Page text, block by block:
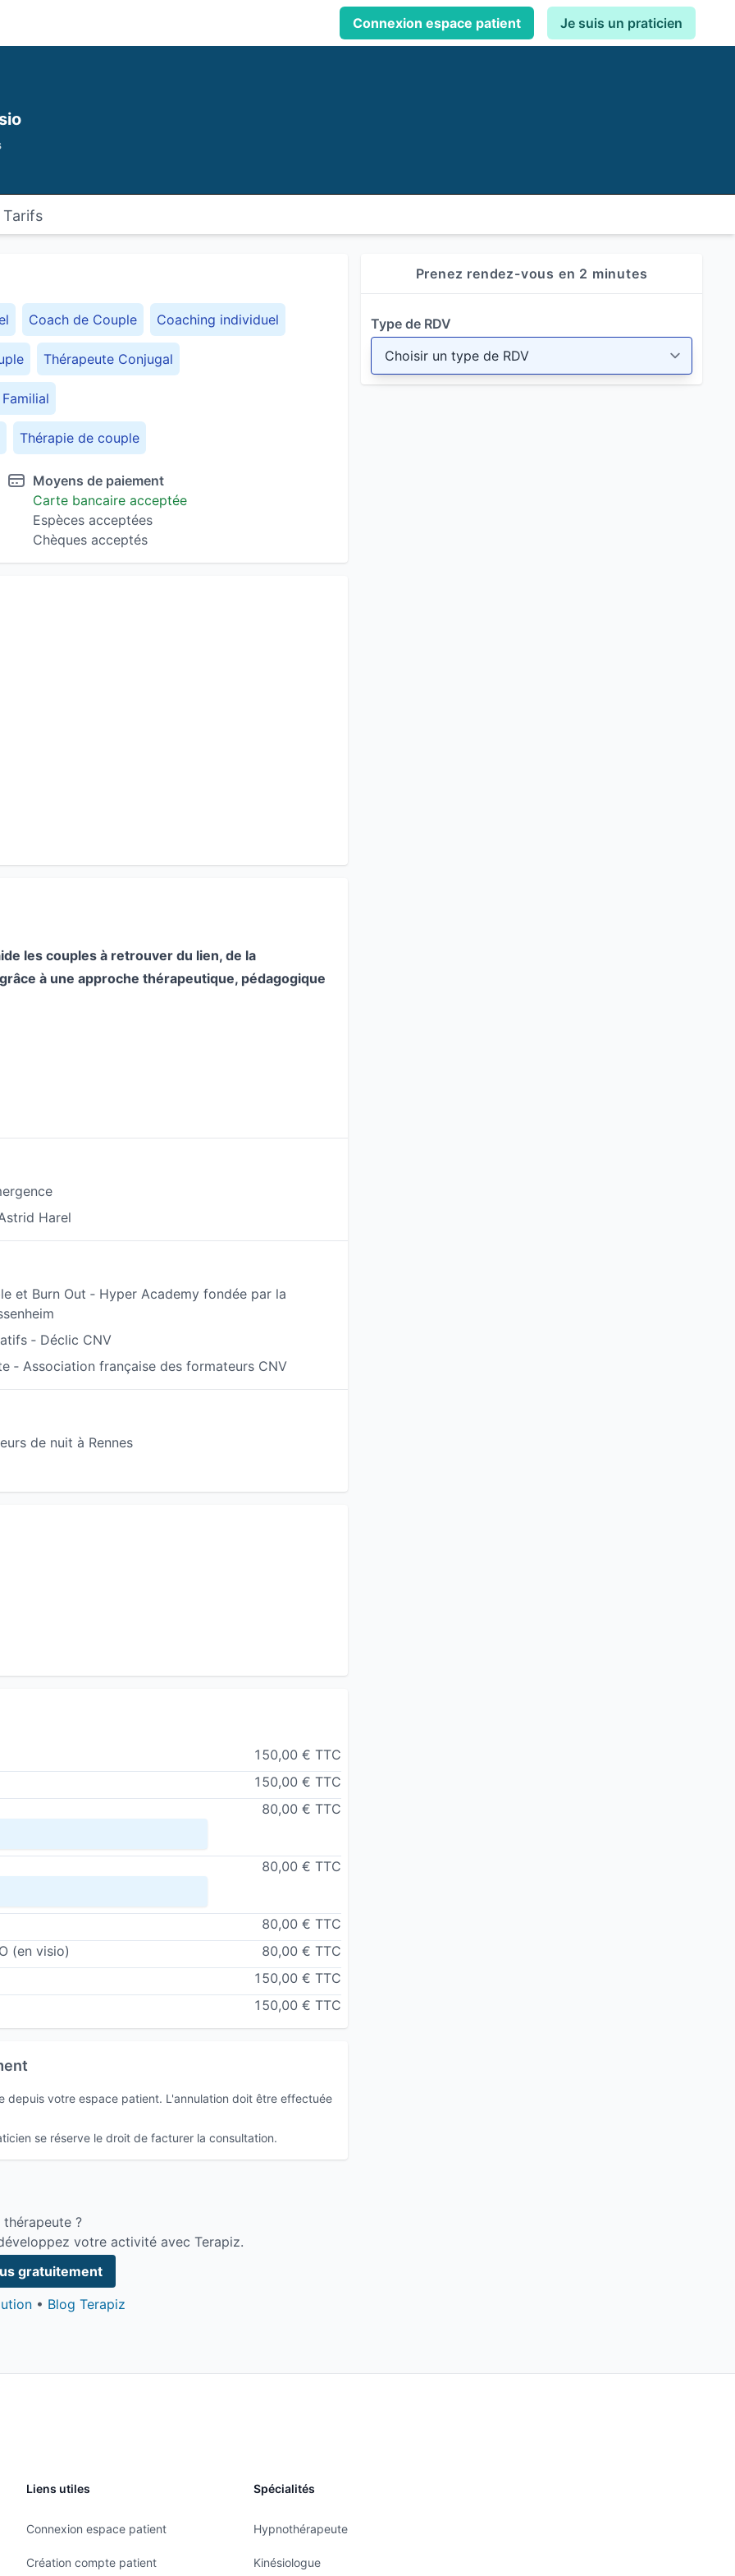
Connexion espace patient Je suis un praticien
Tarifs
Coach de Couple Coaching individuel
Thérapeute Conjugal
Thérapie de couple
Moyens de paiement
Carte bancaire acceptée
Espèces acceptées
Chèques acceptés
les couples à retrouver du lien, de la
à une approche thérapeutique, pédagogique
à votre fonctionnement.
partenaire,
leur relation.
:
entre les rendez-vous : fiches pédagogiques,
Harel
et Burn Out ‐ Hyper Academy fondée par la
‐ Déclic CNV
‐ Association française des formateurs CNV
de nuit à Rennes
150,00 € TTC
150,00 € TTC
80,00 € TTC
80,00 € TTC
80,00 € TTC
(en visio)
80,00 € TTC
150,00 € TTC
150,00 € TTC
depuis votre espace patient. L'annulation doit être effectuée
se réserve le droit de facturer la consultation.
Prenez rendez-vous en 2 minutes
Type de RDV
thérapeute ?
votre activité avec Terapiz.
gratuitement
• Blog Terapiz
Liens utiles
Connexion espace patient
Création compte patient
Spécialités
Hypnothérapeute
Kinésiologue